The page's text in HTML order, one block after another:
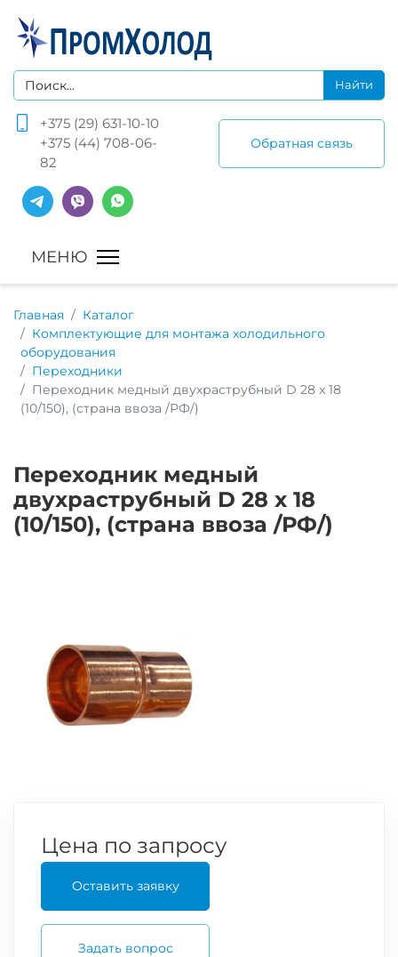
+375 (29) 631-10-10
+375 (44) 708-06-
82
Обратная связь
Главная
Каталог
Комплектующие для монтажа холодильного
оборудования
Переходники
Переходник медный двухраструбный D 28 x 18
(10/150), (страна ввоза /РФ/)
Переходник медный
двухраструбный D 28 x 18
(10/150), (страна ввоза /РФ/)
Цена по запросу
Оставить заявку
Задать вопрос